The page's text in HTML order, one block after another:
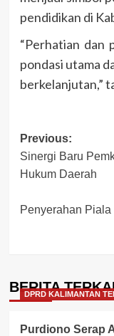
pendidikan di
“Perhatian dan
pondasi utama
berkelanjutan,”
Post
Previous:
Sinergi Baru
Hukum Daerah
Penyerahan
BERITA
DPRD KALIMANTAN
Purdiono Serap